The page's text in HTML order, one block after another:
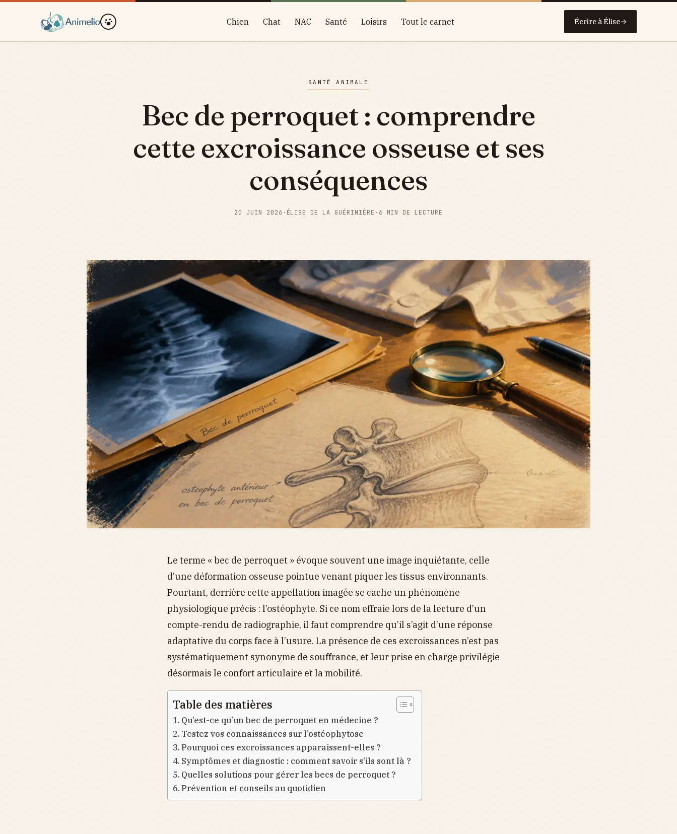
Chien Chat NAC Santé Loisirs Tout le carnet Écrire à Élise
SANTÉ ANIMALE
Bec de perroquet : comprendre
cette excroissance osseuse et ses
conséquences
20 JUIN 2026 · ÉLISE DE LA GUÉRINIÈRE · 6 MIN DE LECTURE
Le terme « bec de perroquet » évoque souvent une image inquiétante, celle
d’une déformation osseuse pointue venant piquer les tissus environnants.
Pourtant, derrière cette appellation imagée se cache un phénomène
physiologique précis : l’ostéophyte. Si ce nom effraie lors de la lecture d’un
compte-rendu de radiographie, il faut comprendre qu’il s’agit d’une réponse
adaptative du corps face à l’usure. La présence de ces excroissances n’est pas
systématiquement synonyme de souffrance, et leur prise en charge privilégie
désormais le confort articulaire et la mobilité.
Table des matières
Qu’est-ce qu’un bec de perroquet en médecine ?
Testez vos connaissances sur l’ostéophytose
Pourquoi ces excroissances apparaissent-elles ?
Symptômes et diagnostic : comment savoir s’ils sont là ?
Quelles solutions pour gérer les becs de perroquet ?
Prévention et conseils au quotidien